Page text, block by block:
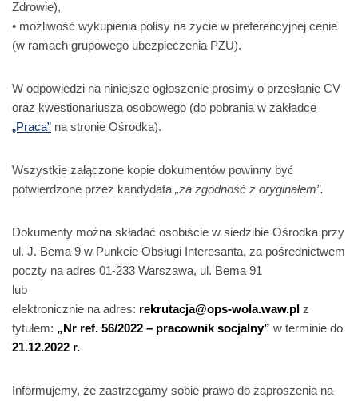
Zdrowie),
• możliwość wykupienia polisy na życie w preferencyjnej cenie
(w ramach grupowego ubezpieczenia PZU).
W odpowiedzi na niniejsze ogłoszenie prosimy o przesłanie CV
oraz kwestionariusza osobowego (do pobrania w zakładce
„Praca” na stronie Ośrodka).
Wszystkie załączone kopie dokumentów powinny być
potwierdzone przez kandydata „za zgodność z oryginałem”.
Dokumenty można składać osobiście w siedzibie Ośrodka przy
ul. J. Bema 9 w Punkcie Obsługi Interesanta, za pośrednictwem
poczty na adres 01-233 Warszawa, ul. Bema 91
lub
elektronicznie na adres: rekrutacja@ops-wola.waw.pl z
tytułem: „Nr ref. 56/2022 – pracownik socjalny” w terminie do
21.12.2022 r.
Informujemy, że zastrzegamy sobie prawo do zaproszenia na